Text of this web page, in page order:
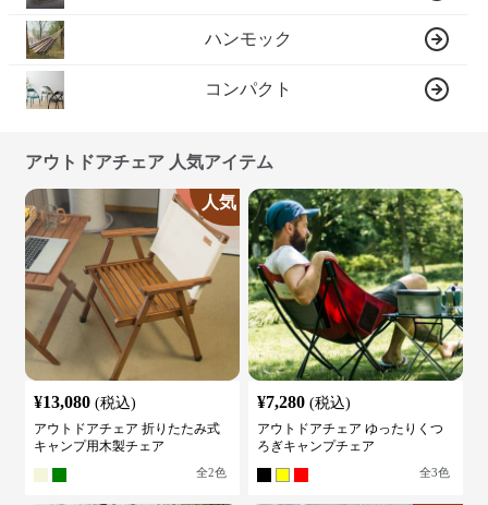
ハンモック
コンパクト
アウトドアチェア 人気アイテム
人気
¥13,080 (税込)
アウトドアチェア 折りたたみ式
キャンプ用木製チェア
全2色
¥7,280 (税込)
アウトドアチェア ゆったりくつ
ろぎキャンプチェア
全3色